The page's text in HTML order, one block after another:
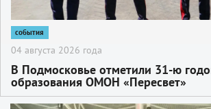
события
04 августа 2026 года
В Подмосковье отметили 31-ю
образования ОМОН «Пересвет»